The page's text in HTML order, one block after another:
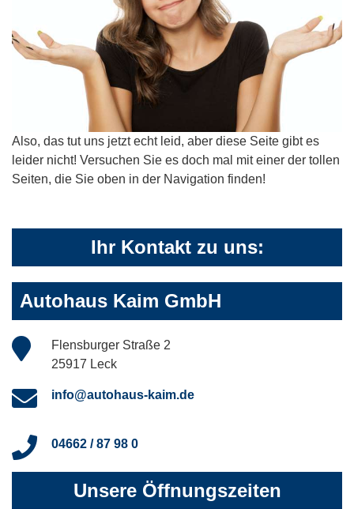
Also, das tut uns jetzt echt leid, aber diese Seite gibt es
leider nicht! Versuchen Sie es doch mal mit einer der tollen
Seiten, die Sie oben in der Navigation finden!
Ihr Kontakt zu uns:
Autohaus Kaim GmbH
Flensburger Straße 2
25917 Leck
info@autohaus-kaim.de
04662 / 87 98 0
Unsere Öffnungszeiten